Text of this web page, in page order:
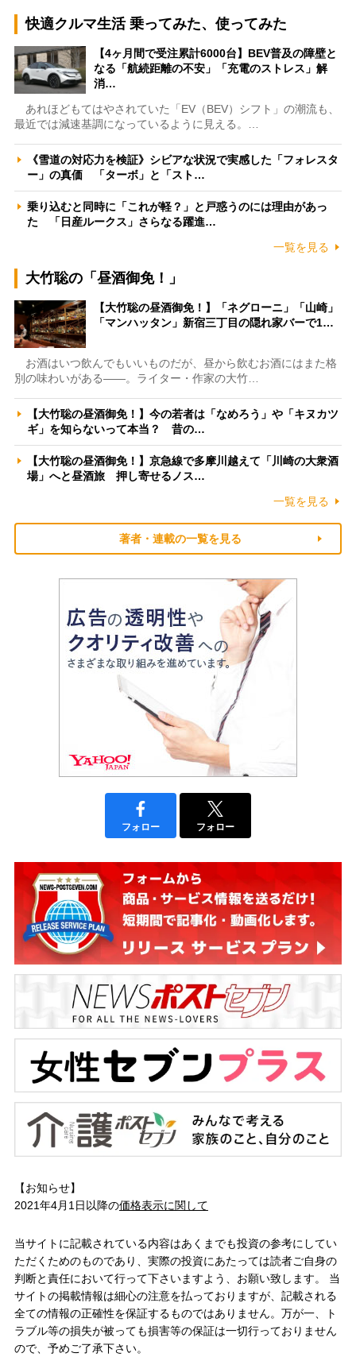
快適クルマ生活 乗ってみた、使ってみた
【4ヶ月間で受注累計6000台】BEV普及の障壁と
なる「航続距離の不安」「充電のストレス」解
消…
あれほどもてはやされていた「EV（BEV）シフト」の潮流も、
最近では減速基調になっているように見える。…
《雪道の対応力を検証》シビアな状況で実感した「フォレスタ
ー」の真価 「ターボ」と「スト…
乗り込むと同時に「これが軽？」と戸惑うのには理由があっ
た 「日産ルークス」さらなる躍進…
一覧を見る
大竹聡の「昼酒御免！」
【大竹聡の昼酒御免！】「ネグローニ」「山崎」
「マンハッタン」新宿三丁目の隠れ家バーで1…
お酒はいつ飲んでもいいものだが、昼から飲むお酒にはまた格
別の味わいがある――。ライター・作家の大竹…
【大竹聡の昼酒御免！】今の若者は「なめろう」や「キヌカツ
ギ」を知らないって本当？ 昔の…
【大竹聡の昼酒御免！】京急線で多摩川越えて「川崎の大衆酒
場」へと昼酒旅 押し寄せるノス…
一覧を見る
著者・連載の一覧を見る
フォロー フォロー
【お知らせ】
2021年4月1日以降の価格表示に関して
当サイトに記載されている内容はあくまでも投資の参考にしてい
ただくためのものであり、実際の投資にあたっては読者ご自身の
判断と責任において行って下さいますよう、お願い致します。 当
サイトの掲載情報は細心の注意を払っておりますが、記載される
全ての情報の正確性を保証するものではありません。万が一、ト
ラブル等の損失が被っても損害等の保証は一切行っておりません
ので、予めご了承下さい。